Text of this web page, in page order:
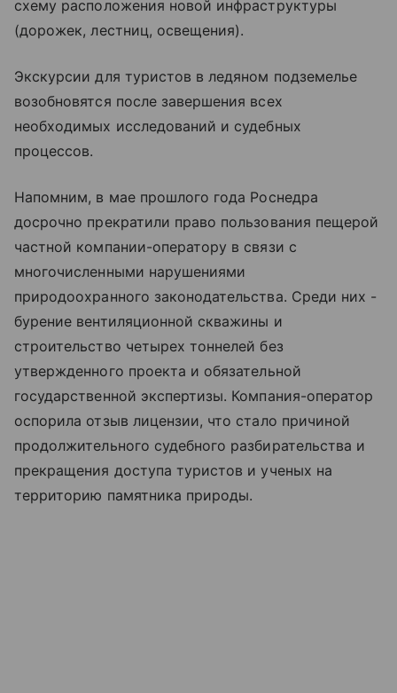
схему расположения новой инфраструктуры
(дорожек, лестниц, освещения).
Экскурсии для туристов в ледяном подземелье
возобновятся после завершения всех
необходимых исследований и судебных
процессов.
Напомним, в мае прошлого года Роснедра
досрочно прекратили право пользования пещерой
частной компании-оператору в связи с
многочисленными нарушениями
природоохранного законодательства. Среди них -
бурение вентиляционной скважины и
строительство четырех тоннелей без
утвержденного проекта и обязательной
государственной экспертизы. Компания-оператор
оспорила отзыв лицензии, что стало причиной
продолжительного судебного разбирательства и
прекращения доступа туристов и ученых на
территорию памятника природы.